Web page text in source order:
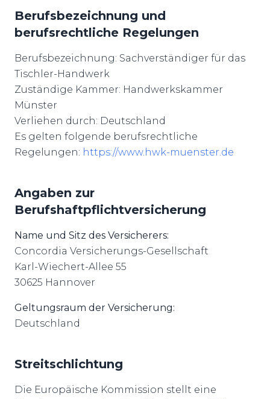
Berufsbezeichnung und
berufsrechtliche Regelungen
Berufsbezeichnung: Sachverständiger für das
Tischler-Handwerk
Zuständige Kammer: Handwerkskammer
Münster
Verliehen durch: Deutschland
Es gelten folgende berufsrechtliche
Regelungen: https://www.hwk-muenster.de
Angaben zur
Berufshaftpflichtversicherung
Name und Sitz des Versicherers:
Concordia Versicherungs-Gesellschaft
Karl-Wiechert-Allee 55
30625 Hannover
Geltungsraum der Versicherung:
Deutschland
Streitschlichtung
Die Europäische Kommission stellt eine